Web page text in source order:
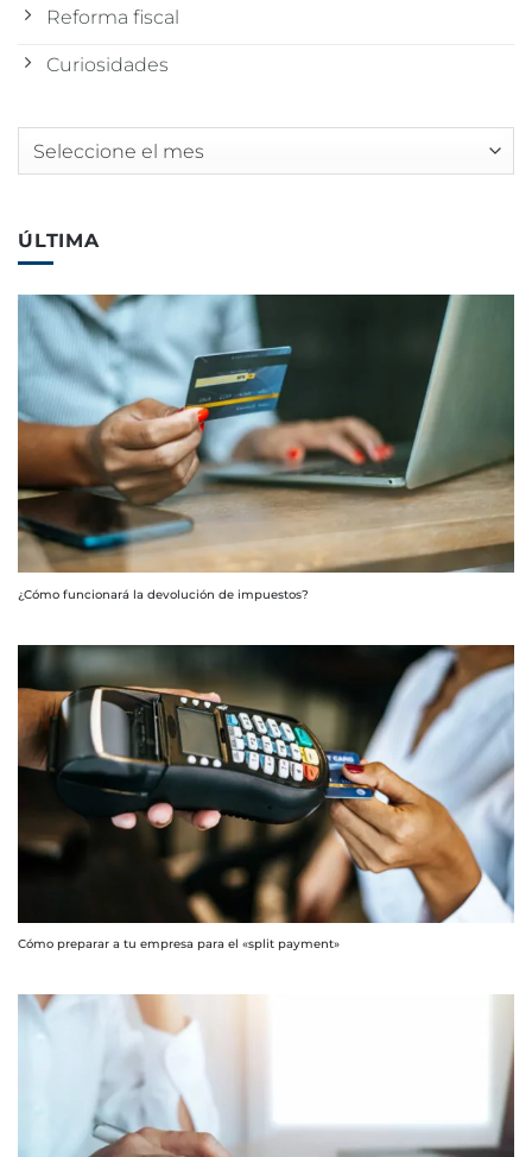
Reforma fiscal
Curiosidades
Archivos
ÚLTIMA
¿Cómo funcionará la devolución de impuestos?
Cómo preparar a tu empresa para el «split payment»